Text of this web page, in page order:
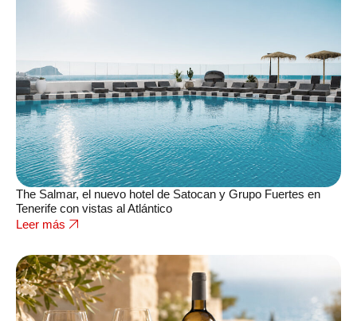
The Salmar, el nuevo hotel de Satocan y Grupo Fuertes en
Tenerife con vistas al Atlántico
Leer más